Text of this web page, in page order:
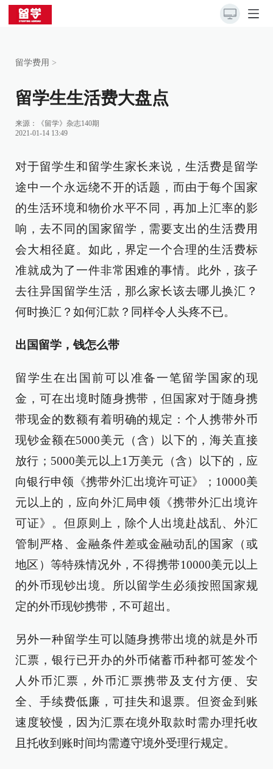
留学费用 >
留学生生活费大盘点
来源：
《留学》杂志140期
2021-01-14 13:49
对于留学生和留学生家长来说，生活费是留学
途中一个永远绕不开的话题，而由于每个国家
的生活环境和物价水平不同，再加上汇率的影
响，去不同的国家留学，需要支出的生活费用
会大相径庭。如此，界定一个合理的生活费标
准就成为了一件非常困难的事情。此外，孩子
去往异国留学生活，那么家长该去哪儿换汇？
何时换汇？如何汇款？同样令人头疼不已。
出国留学，钱怎么带
留学生在出国前可以准备一笔留学国家的现
金，可在出境时随身携带，但国家对于随身携
带现金的数额有着明确的规定：个人携带外币
现钞金额在5000美元（含）以下的，海关直接
放行；5000美元以上1万美元（含）以下的，应
向银行申领《携带外汇出境许可证》；10000美
元以上的，应向外汇局申领《携带外汇出境许
可证》。但原则上，除个人出境赴战乱、外汇
管制严格、金融条件差或金融动乱的国家（或
地区）等特殊情况外，不得携带10000美元以上
的外币现钞出境。所以留学生必须按照国家规
定的外币现钞携带，不可超出。
另外一种留学生可以随身携带出境的就是外币
汇票，银行已开办的外币储蓄币种都可签发个
人外币汇票，外币汇票携带及支付方便、安
全、手续费低廉，可挂失和退票。但资金到账
速度较慢，因为汇票在境外取款时需办理托收
且托收到账时间均需遵守境外受理行规定。